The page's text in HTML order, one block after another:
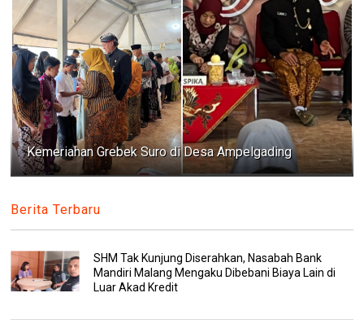
Kemeriahan Grebek Suro di Desa Ampelgading
Berita Terbaru
SHM Tak Kunjung Diserahkan, Nasabah Bank
Mandiri Malang Mengaku Dibebani Biaya Lain di
Luar Akad Kredit